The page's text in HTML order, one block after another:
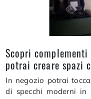
Scopri complementi
potrai creare spazi
In negozio potrai
di specchi moderni in